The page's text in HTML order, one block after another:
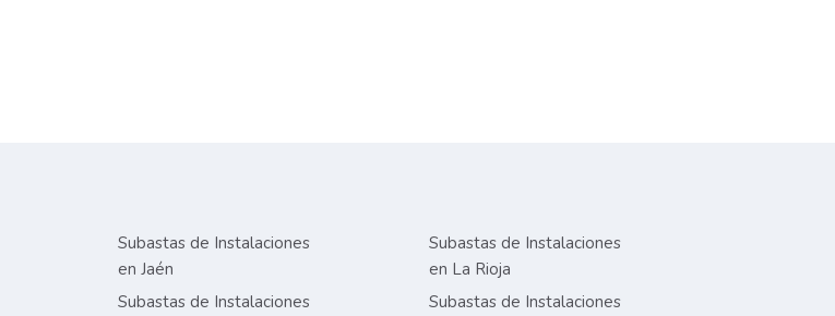
Subastas de Instalaciones
en Jaén
Subastas de Instalaciones
Subastas de Instalaciones
en La Rioja
Subastas de Instalaciones